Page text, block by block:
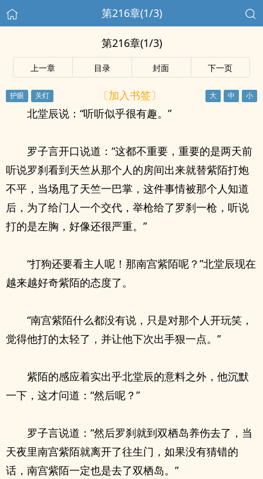
第216章(1/3)
第216章(1/3)
上一章 目录 封面 下一页
〔加入书签〕
北堂辰说：“听听似乎很有趣。”
罗子言开口说道：“这都不重要，重要的是两天前
听说罗刹看到天竺从那个人的房间出来就替紫陌打炮
不平，当场甩了天竺一巴掌，这件事情被那个人知道
后，为了给门人一个交代，举枪给了罗刹一枪，听说
打的是左胸，好像还很严重。”
“打狗还要看主人呢！那南宫紫陌呢？”北堂辰现在
越来越好奇紫陌的态度了。
“南宫紫陌什么都没有说，只是对那个人开玩笑，
觉得他打的太轻了，并让他下次出手狠一点。”
紫陌的感应着实出乎北堂辰的意料之外，他沉默
一下，这才问道：“然后呢？”
罗子言说道：“然后罗刹就到双栖岛养伤去了，当
天夜里南宫紫陌就离开了往生门，如果没有猜错的
话，南宫紫陌一定也是去了双栖岛。”